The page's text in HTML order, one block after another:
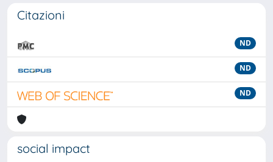
Citazioni
ND
ND
ND
social impact